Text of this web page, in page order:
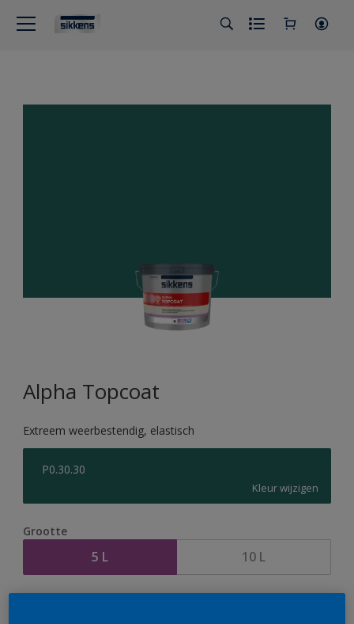
Alpha Topcoat
Extreem weerbestendig, elastisch
P0.30.30
Kleur wijzigen
Grootte
5 L 10 L